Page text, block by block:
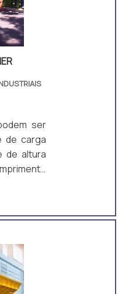
ser
de altura
perfis
é
de